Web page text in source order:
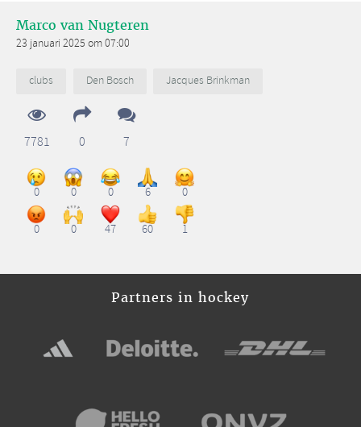
Marco van Nugteren
23 januari 2025 om 07:00
clubs Den Bosch Jacques Brinkman
7781 0 7
0 0 0 6 0
0 0 47 60 1
Partners in hockey